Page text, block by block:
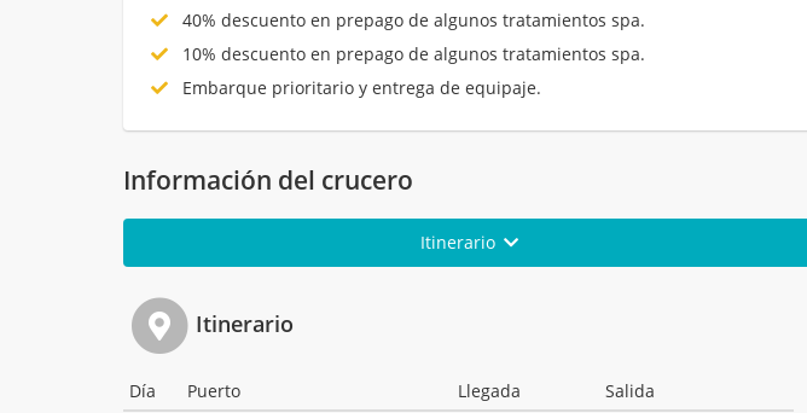
40% descuento en prepago de algunos tratamientos spa.
10% descuento en prepago de algunos tratamientos spa.
Embarque prioritario y entrega de equipaje.
Información del crucero
Itinerario
Itinerario
Día Puerto Llegada
Salida